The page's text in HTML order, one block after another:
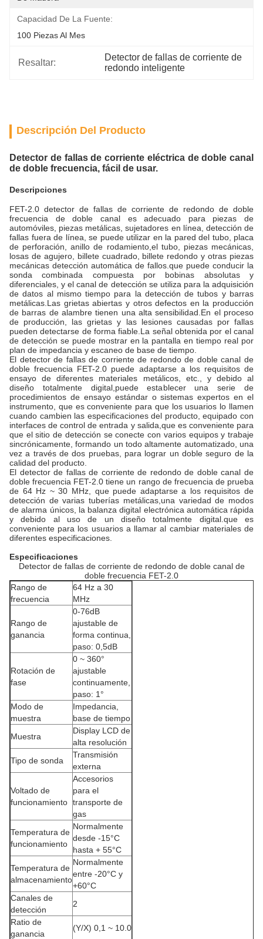
Capacidad De La Fuente:
100 Piezas Al Mes
Resaltar:
Detector de fallas de corriente de
redondo inteligente
Descripción Del Producto
Detector de fallas de corriente eléctrica de doble canal
de doble frecuencia, fácil de usar.
Descripciones
FET-2.0 detector de fallas de corriente de redondo de doble
frecuencia de doble canal es adecuado para piezas de
automóviles, piezas metálicas, sujetadores en línea, detección de
fallas fuera de línea, se puede utilizar en la pared del tubo, placa
de perforación, anillo de rodamiento,el tubo, piezas mecánicas,
losas de agujero, billete cuadrado, billete redondo y otras piezas
mecánicas detección automática de fallos.que puede conducir la
sonda combinada compuesta por bobinas absolutas y
diferenciales, y el canal de detección se utiliza para la adquisición
de datos al mismo tiempo para la detección de tubos y barras
metálicas.Las grietas abiertas y otros defectos en la producción
de barras de alambre tienen una alta sensibilidad.En el proceso
de producción, las grietas y las lesiones causadas por fallas
pueden detectarse de forma fiable.La señal obtenida por el canal
de detección se puede mostrar en la pantalla en tiempo real por
plan de impedancia y escaneo de base de tiempo.
El detector de fallas de corriente de redondo de doble canal de
doble frecuencia FET-2.0 puede adaptarse a los requisitos de
ensayo de diferentes materiales metálicos, etc., y debido al
diseño totalmente digital,puede establecer una serie de
procedimientos de ensayo estándar o sistemas expertos en el
instrumento, que es conveniente para que los usuarios lo llamen
cuando cambien las especificaciones del producto, equipado con
interfaces de control de entrada y salida,que es conveniente para
que el sitio de detección se conecte con varios equipos y trabaje
sincrónicamente, formando un todo altamente automatizado, una
vez a través de dos pruebas, para lograr un doble seguro de la
calidad del producto.
El detector de fallas de corriente de redondo de doble canal de
doble frecuencia FET-2.0 tiene un rango de frecuencia de prueba
de 64 Hz ~ 30 MHz, que puede adaptarse a los requisitos de
detección de varias tuberías metálicas,una variedad de modos
de alarma únicos, la balanza digital electrónica automática rápida
y debido al uso de un diseño totalmente digital.que es
conveniente para los usuarios a llamar al cambiar materiales de
diferentes especificaciones.
Especificaciones
Detector de fallas de corriente de redondo de doble canal de
doble frecuencia FET-2.0
Rango de
frecuencia
64 Hz a 30
MHz
Rango de
ganancia
0-76dB
ajustable de
forma continua,
paso: 0,5dB
Rotación de
fase
0 ~ 360°
ajustable
continuamente,
paso: 1°
Modo de
muestra
Impedancia,
base de tiempo
Muestra
Display LCD de
alta resolución
Tipo de sonda
Transmisión
externa
Voltado de
funcionamiento
Accesorios
para el
transporte de
gas
Temperatura de
funcionamiento
Normalmente
desde -15°C
hasta + 55°C
Temperatura de
almacenamiento
Normalmente
entre -20°C y
+60°C
Canales de
detección
2
Ratio de
ganancia
(Y/X) 0,1 ~ 10.0